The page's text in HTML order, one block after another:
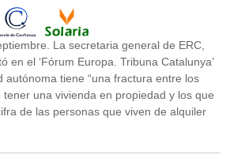
La secretaria general de ERC,
en el ‘Fórum Europa. Tribuna Catalunya’
autónoma tiene “una fractura entre los
una vivienda en propiedad y los que
de las personas que viven de alquiler